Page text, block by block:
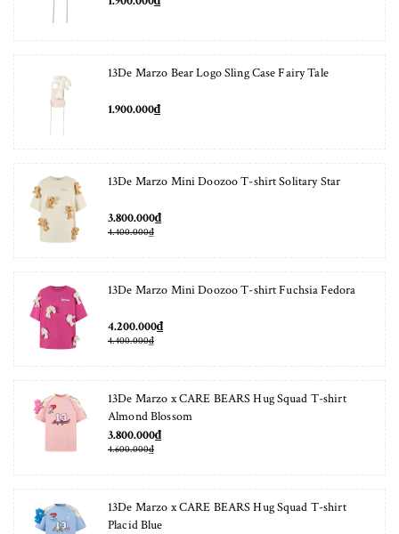
13De Marzo Bear Logo Sling Case Fairy Tale
1.900.000₫
13De Marzo Mini Doozoo T-shirt Solitary Star
3.800.000₫
4.400.000₫
13De Marzo Mini Doozoo T-shirt Fuchsia Fedora
4.200.000₫
4.400.000₫
13De Marzo x CARE BEARS Hug Squad T-shirt
Almond Blossom
3.800.000₫
4.600.000₫
13De Marzo x CARE BEARS Hug Squad T-shirt
Placid Blue